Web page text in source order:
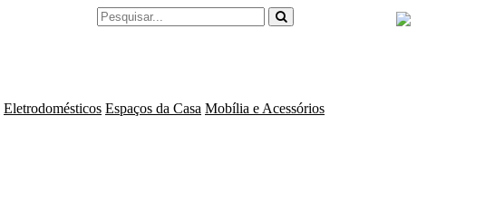
Eletrodomésticos Espaços da Casa Mobília e Acessórios